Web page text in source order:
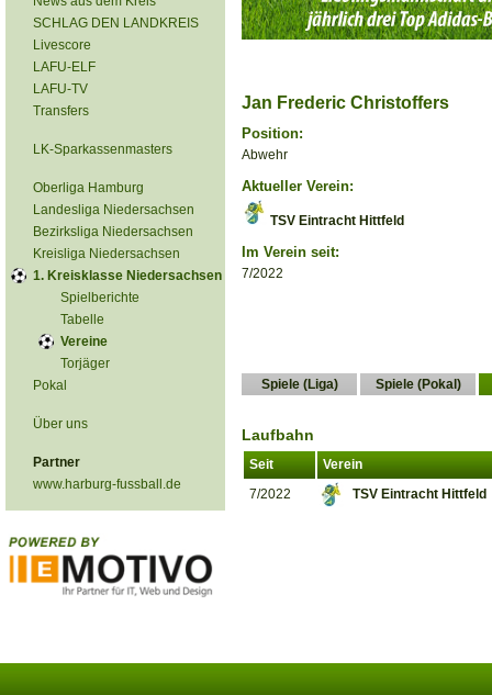
SCHLAG DEN LANDKREIS
Livescore
LAFU-ELF
LAFU-TV
Transfers
LK-Sparkassenmasters
Oberliga Hamburg
Landesliga Niedersachsen
Bezirksliga Niedersachsen
Kreisliga Niedersachsen
1. Kreisklasse Niedersachsen
Spielberichte
Tabelle
Vereine
Torjäger
Pokal
Über uns
Partner
www.harburg-fussball.de
Jan Frederic Christoffers
Position:
Abwehr
Aktueller Verein:
TSV Eintracht Hittfeld
Im Verein seit:
7/2022
Spiele (Liga) Spiele (Pokal)
Laufbahn
Seit
Verein
7/2022
TSV Eintracht Hittfeld